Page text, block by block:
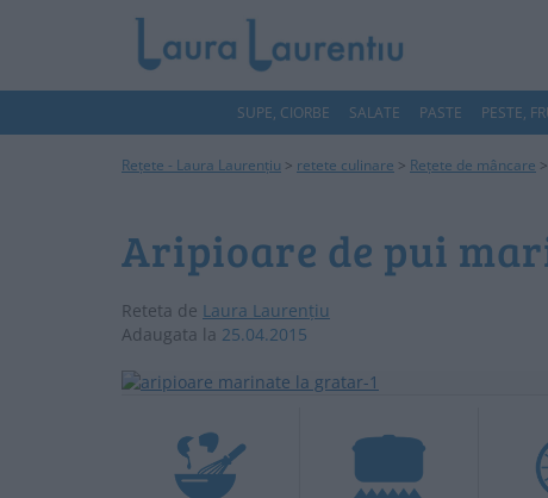
SUPE, CIORBE SALATE PASTE PESTE,
Rețete - Laura Laurențiu > retete culinare > Rețete de mâncare >
Aripioare de pui
Reteta de Laura Laurențiu
Adaugata la 25.04.2015